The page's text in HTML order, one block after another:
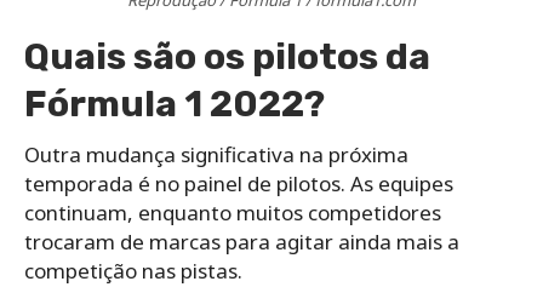
Quais são os pilotos da
Fórmula 1 2022?
Outra mudança significativa na próxima
temporada é no painel de pilotos. As equipes
continuam, enquanto muitos competidores
trocaram de marcas para agitar ainda mais a
competição nas pistas.